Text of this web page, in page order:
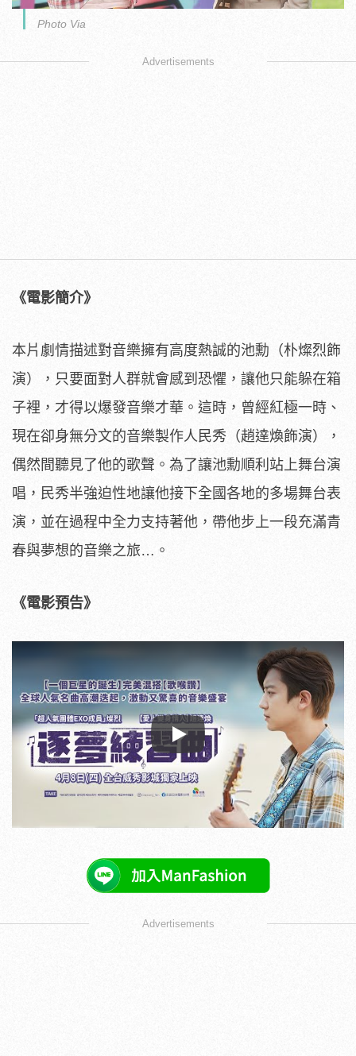
Photo Via
Advertisements
《電影簡介》
本片劇情描述對音樂擁有高度熱誠的池勳（朴燦烈飾
演）， 只要面對人群就會感到恐懼，讓他只能躲在箱
子裡， 才得以爆發音樂才華。這時，曾經紅極一時、
現在卻身無分文的音樂製作人民秀（趙達煥飾演），
偶然間聽見了他的歌聲。為了讓池勳順利站上舞台演
唱， 民秀半強迫性地讓他接下全國各地的多場舞台表
演， 並在過程中全力支持著他，帶他步上一段充滿青
春與夢想的音樂之旅…。
《電影預告》
Play
Advertisements